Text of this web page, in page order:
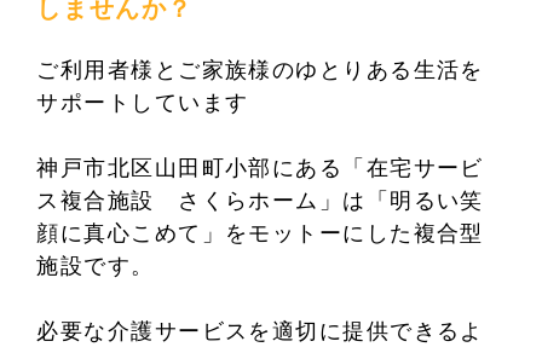
しませんか？
ご利用者様とご家族様のゆとりある生活を
サポートしています
神戸市北区山田町小部にある「在宅サービ
ス複合施設 さくらホーム」は「明るい笑
顔に真心こめて」をモットーにした複合型
施設です。
必要な介護サービスを適切に提供できるよ